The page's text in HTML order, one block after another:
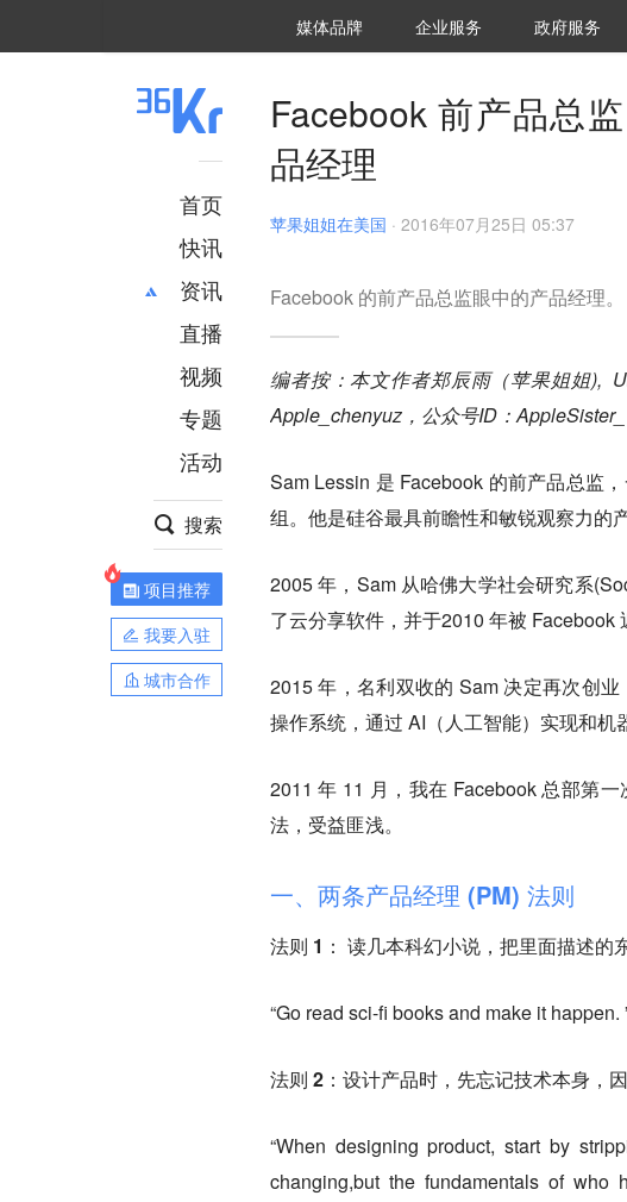
媒体品牌 36Kr研究院
企业服务 城市之窗
政府服务
首页
快讯
资讯
推荐
财经
项目推荐
安徽
直播
视频
专题
活动
搜索
项目推荐
我要入驻
城市合作
Facebook 前产品总
品经理
苹果姐姐在美国 · 2016年07月25日 05:37
Facebook 的前产品总监眼中的产品经理。
编者按：本文作者郑辰雨（苹果姐姐),
Apple_chenyuz，公众号ID：AppleSister_
Sam Lessin 是 Facebook 的前产品总监
组。他是硅谷最具前瞻性和敏锐观察力的
2005 年，Sam 从哈佛大学社会研究系
了云分享软件，并于2010 年被 Facebook
2015 年，名利双收的 Sam 决定再次创
操作系统，通过 AI（人工智能）实现和
2011 年 11 月，我在 Facebook 总部第
法，受益匪浅。
一、两条产品经理 (PM) 法则
法则 1： 读几本科幻小说，把里面描述的
“Go read sci-fi books and make it happen.
法则 2： 设计产品时，先忘记技术本身，
“When designing product, start by
changing,but the fundamentals of